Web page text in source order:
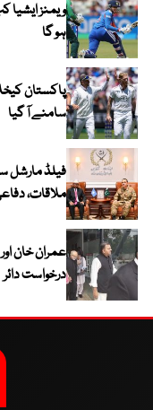
ہو گا
سامنے آ گیا
فیلڈ مارشل
ملاقات،
عمران خان
درخواست دائر